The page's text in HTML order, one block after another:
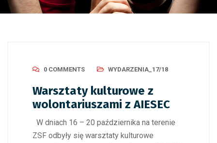
0 COMMENTS WYDARZENIA_17/18
Warsztaty kulturowe z
wolontariuszami z AIESEC
W dniach 16 – 20 października na terenie
ZSF odbyły się warsztaty kulturowe